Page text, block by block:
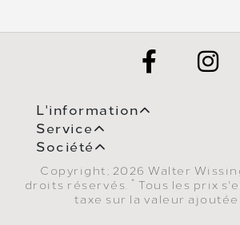
L'information
Service
Société
Copyright; 2026 Walter
droits réservés.
* Tous les prix
taxe sur la valeur ajoutée